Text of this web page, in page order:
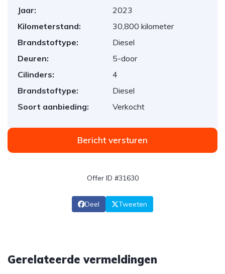
Jaar:
2023
Kilometerstand:
30,800 kilometer
Brandstoftype:
Diesel
Deuren:
5-door
Cilinders:
4
Brandstoftype:
Diesel
Soort aanbieding:
Verkocht
Bericht versturen
Offer ID #31630
Deel Tweeten
Gerelateerde vermeldingen